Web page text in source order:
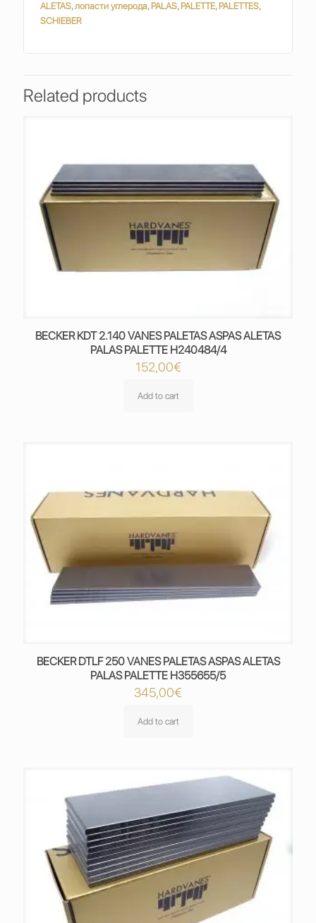
ALETAS, лопасти углерода, PALAS, PALETTE, PALETTES,
SCHIEBER
Related products
BECKER KDT 2.140 VANES PALETAS ASPAS ALETAS
PALAS PALETTE H240484/4
152,00€
Add to cart
BECKER DTLF 250 VANES PALETAS ASPAS ALETAS
PALAS PALETTE H355655/5
345,00€
Add to cart